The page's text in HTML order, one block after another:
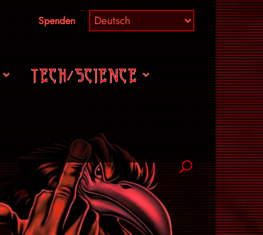
Spenden
TECH/SCIENCE